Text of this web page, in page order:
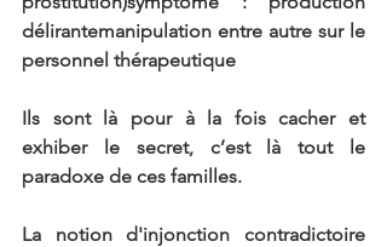
délirantemanipulation entre autre sur le
personnel thérapeutique
Ils sont là pour à la fois cacher et
exhiber le secret, c’est là tout le
paradoxe de ces familles.
La notion d'injonction contradictoire